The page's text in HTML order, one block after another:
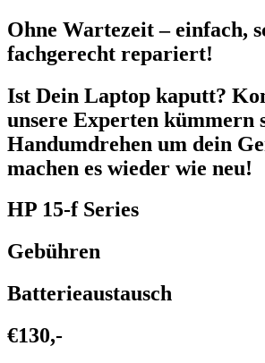
Ohne Wartezeit – einfach,
fachgerecht repariert!
Ist Dein Laptop kaputt?
unsere Experten kümmern
Handumdrehen um dein
machen es wieder wie neu!
HP 15-f Series
Gebühren
Batterieaustausch
€130,-